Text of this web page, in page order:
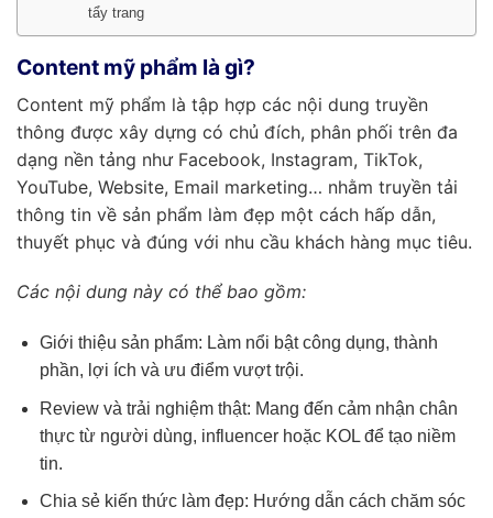
tẩy trang
Content mỹ phẩm là gì?
Content mỹ phẩm là tập hợp các nội dung truyền
thông được xây dựng có chủ đích, phân phối trên đa
dạng nền tảng như Facebook, Instagram, TikTok,
YouTube, Website, Email marketing… nhằm truyền tải
thông tin về sản phẩm làm đẹp một cách hấp dẫn,
thuyết phục và đúng với nhu cầu khách hàng mục tiêu.
Các nội dung này có thể bao gồm:
Giới thiệu sản phẩm: Làm nổi bật công dụng, thành
phần, lợi ích và ưu điểm vượt trội.
Review và trải nghiệm thật: Mang đến cảm nhận chân
thực từ người dùng, influencer hoặc KOL để tạo niềm
tin.
Chia sẻ kiến thức làm đẹp: Hướng dẫn cách chăm sóc